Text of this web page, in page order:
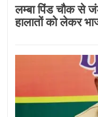
लम्बा पिंड चौक से
हालातों को लेकर